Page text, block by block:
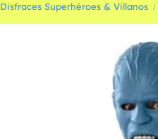
Disfraces Superhéroes & Villanos